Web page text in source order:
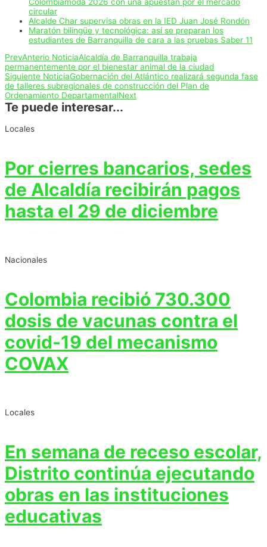
circular
Alcalde Char supervisa obras en la IED Juan José Rondón
Maratón bilingüe y tecnológica: así se preparan los
estudiantes de Barranquilla de cara a las pruebas Saber 11
PrevAnterio NoticiaAlcaldía de Barranquilla trabaja
permanentemente por el bienestar animal de la ciudad
Siguiente NoticiaGobernación del Atlántico realizará segunda fase
de talleres subregionales de construcción del Plan de
Ordenamiento DepartamentalNext
Te puede interesar...
Locales
Por cierres bancarios, sedes
de Alcaldía recibirán pagos
hasta el 29 de diciembre
Nacionales
Colombia recibió 730.300
dosis de vacunas contra el
covid-19 del mecanismo
COVAX
Locales
En semana de receso escolar,
Distrito continúa ejecutando
obras en las instituciones
educativas